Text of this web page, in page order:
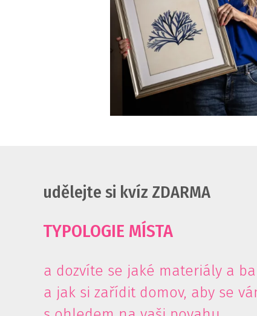
udělejte si kvíz ZDARMA
TYPOLOGIE MÍSTA
a dozvíte se jaké materiály a
a jak si zařídit domov, aby se